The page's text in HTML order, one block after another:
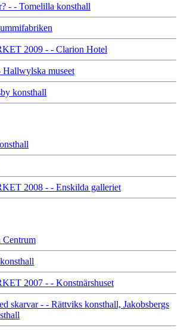
- - Tomelilla konsthall
2009 - - Clarion Hotel
Hallwylska museet
konsthall
2008 - - Enskilda galleriet
Centrum
2007 - - Konstnärshuset
skarvar - - Rättviks konsthall, Jakobsbergs